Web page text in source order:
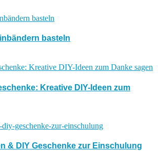
basteln
Kreative DIY-Ideen zum
& DIY Geschenke zur Einschulung